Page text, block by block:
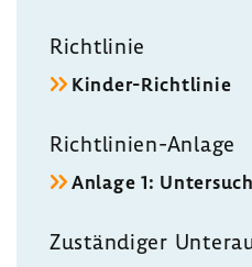
Richt­linie
Kinder-​Richtlinie
Richtlinien-​Anlage
Anlage 1:
Zustän­diger